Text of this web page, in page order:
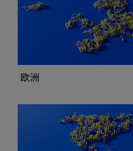
欧洲